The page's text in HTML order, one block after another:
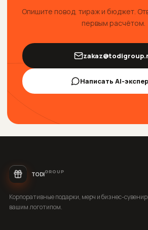
Опишите повод, тираж и бюджет.
первым расчётом.
Написать AI-
TODIGROUP
Корпоративные подарки, мерч и бизнес-
вашим логотипом.